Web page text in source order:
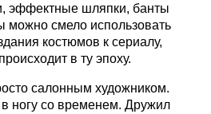
эффектные шляпки, банты
смело использовать
костюмов к сериалу,
в ту эпоху.
салонным художником.
ногу со временем. Дружил